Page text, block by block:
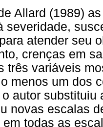
Allard (1989)
severidade,
atender seu
crenças em
três variáveis
menos um dos
autor substituiu
novas escalas
em todas as